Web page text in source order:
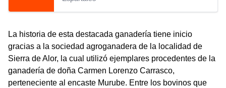
La historia de esta destacada ganadería tiene inicio
gracias a la sociedad agroganadera de la localidad de
Sierra de Alor, la cual utilizó ejemplares procedentes de la
ganadería de doña Carmen Lorenzo Carrasco,
perteneciente al encaste Murube. Entre los bovinos que